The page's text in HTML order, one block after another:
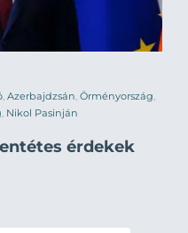
Azerbajdzsán Örményország
Nikol Pasinján
érdekek